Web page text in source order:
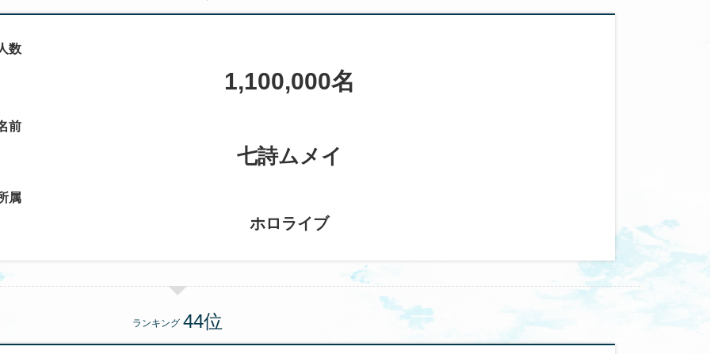
数
1,100,000名
前
七詩ムメイ
属
ホロライブ
ランキング